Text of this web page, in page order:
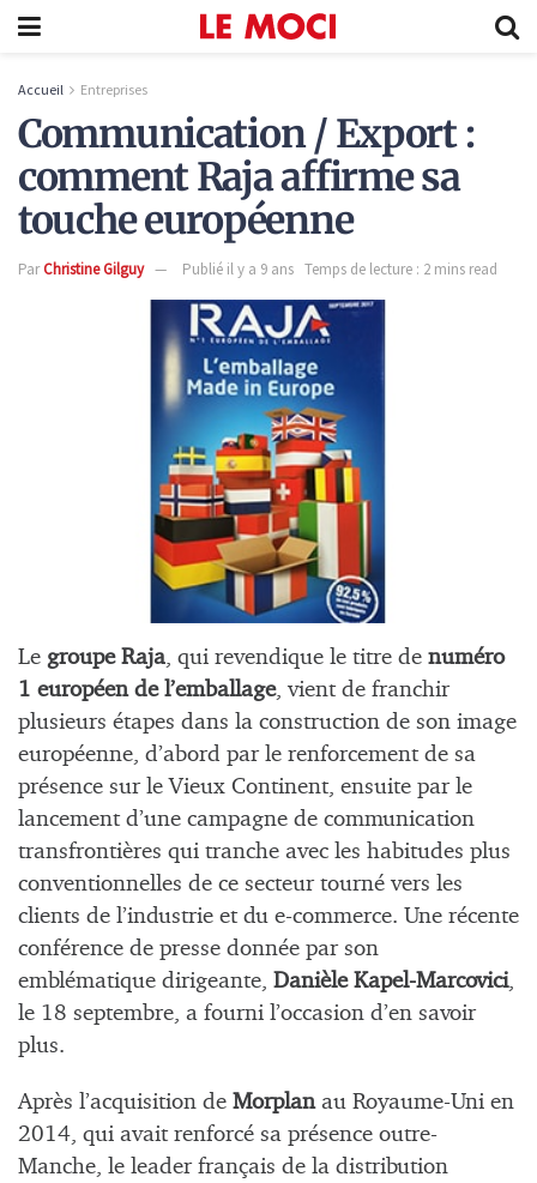
Accueil Entreprises
Communication / Export :
comment Raja affirme sa
touche européenne
ParChristine Gilguy Publié il y a 9 ans Temps de lecture : 2 mins read
Le groupe Raja, qui revendique le titre de numéro
1 européen de l’emballage, vient de franchir
plusieurs étapes dans la construction de son image
européenne, d’abord par le renforcement de sa
présence sur le Vieux Continent, ensuite par le
lancement d’une campagne de communication
transfrontières qui tranche avec les habitudes plus
conventionnelles de ce secteur tourné vers les
clients de l’industrie et du e-commerce. Une récente
conférence de presse donnée par son
emblématique dirigeante, Danièle Kapel-Marcovici,
le 18 septembre, a fourni l’occasion d’en savoir
plus.
Après l’acquisition de Morplanau Royaume-Uni en
2014, qui avait renforcé sa présence outre-
Manche, le leader français de la distribution